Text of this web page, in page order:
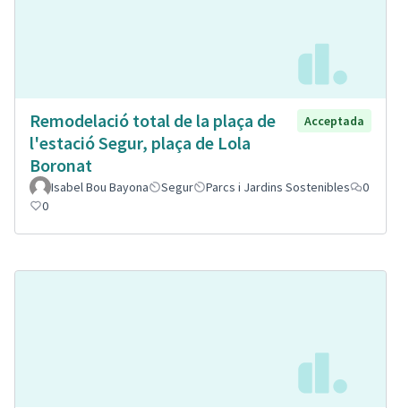
Remodelació total de la plaça de
l'estació Segur, plaça de Lola
Boronat
Acceptada
Isabel Bou Bayona Segur Parcs i Jardins Sostenibles
0
0